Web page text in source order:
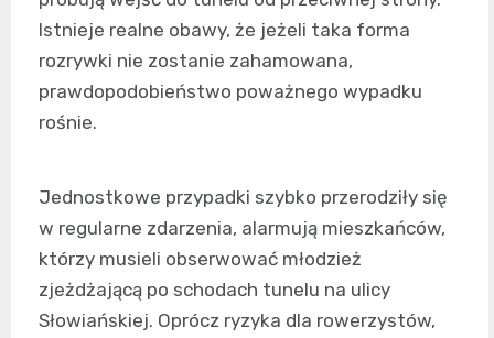
Istnieje realne obawy, że jeżeli taka forma
rozrywki nie zostanie zahamowana,
prawdopodobieństwo poważnego wypadku
rośnie.
Jednostkowe przypadki szybko przerodziły się
w regularne zdarzenia, alarmują mieszkańców,
którzy musieli obserwować młodzież
zjeżdżającą po schodach tunelu na ulicy
Słowiańskiej. Oprócz ryzyka dla rowerzystów,